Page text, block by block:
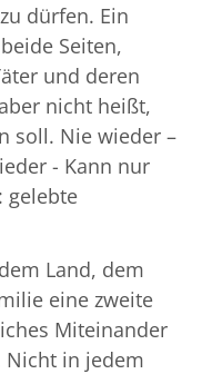
dürfen. Ein
Seiten,
und deren
nicht heißt,
soll. Nie wieder –
- Kann nur
gelebte
Land, dem
eine zweite
Miteinander
Nicht in jedem